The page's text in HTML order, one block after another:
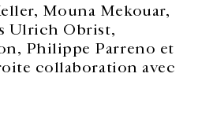
Mouna Mekouar,
Ulrich Obrist,
Philippe Parreno et
collaboration avec